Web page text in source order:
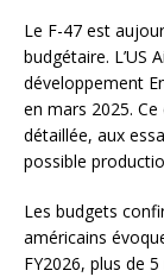
Le F-47 est
budgétaire. L’US
développement
en mars 2025.
détaillée, aux
possible
Les budgets
américains
FY2026, plus de